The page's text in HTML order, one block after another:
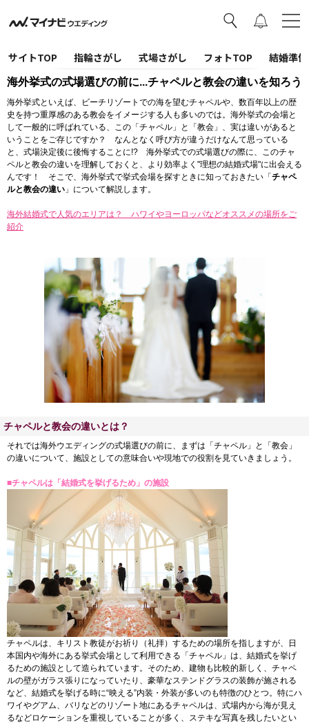
サイトTOP 指輪さがし 式場さがし フォトTOP 結婚準
海外挙式の式場選びの前に...チャペルと教会の違いを知ろう
海外挙式といえば、ビーチリゾートでの海を望むチャペルや、数百年以上の歴
史を持つ重厚感のある教会をイメージする人も多いのでは。海外挙式の会場と
して一般的に呼ばれている、この「チャペル」と「教会」、実は違いがあると
いうことをご存じですか？ なんとなく呼び方が違うだけなんて思っている
と、式場決定後に後悔することに!? 海外挙式での式場選びの際に、このチャ
ペルと教会の違いを理解しておくと、より効率よく"理想の結婚式場"に出会える
んです！ そこで、海外挙式で挙式会場を探すときに知っておきたい「 チャペ
ルと教会の違い 」について解説します。
海外結婚式で人気のエリアは？ ハワイやヨーロッパなどオススメの場所をご
紹介
チャペルと教会の違いとは？
それでは海外ウエディングの式場選びの前に、まずは「チャペル」と「教会」
の違いについて、施設としての意味合いや現地での役割を見ていきましょう。
■チャペルは「結婚式を挙げるため」の施設
チャペルは、キリスト教徒がお祈り（礼拝）するための場所を指しますが、日
本国内や海外にある挙式会場として利用できる「チャペル」は、結婚式を挙げ
るための施設として造られています。そのため、建物も比較的新しく、チャペ
ルの壁がガラス張りになっていたり、豪華なステンドグラスの装飾が施される
など、結婚式を挙げる時に“映える”内装・外装が多いのも特徴のひとつ。特にハ
ワイやグアム、バリなどのリゾート地にあるチャペルは、式場内から海が見え
るなどロケーションを重視していることが多く、ステキな写真を残したいとい